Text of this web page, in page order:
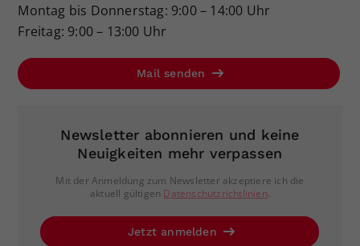
Montag bis Donnerstag: 9:00 – 14:00 Uhr
Freitag: 9:00 – 13:00 Uhr
Mail senden
Newsletter abonnieren und keine
Neuigkeiten mehr verpassen
Mit der Anmeldung zum Newsletter akzeptiere ich die
aktuell gültigen Datenschutzrichtlinien.
Jetzt anmelden